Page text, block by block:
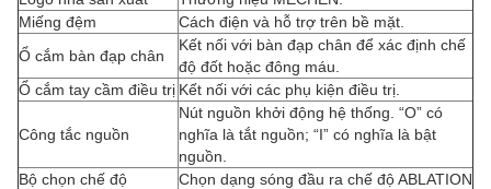
Miếng đệm
Cách điện và hỗ trợ trên bề mặt.
Ổ cắm bàn đạp chân
Kết nối với bàn đạp chân để xác định chế
độ đốt hoặc đông máu.
Ổ cắm tay cầm điều trị Kết nối với các phụ kiện điều trị.
Công tắc nguồn
Nút nguồn khởi động hệ thống. “O” có
nghĩa là tắt nguồn; “I” có nghĩa là bật
nguồn.
Bộ chọn chế độ
Chọn dạng sóng đầu ra chế độ ABLATION